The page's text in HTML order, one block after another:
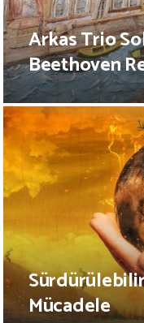
Arkas Trio
Beethoven
Mücadele